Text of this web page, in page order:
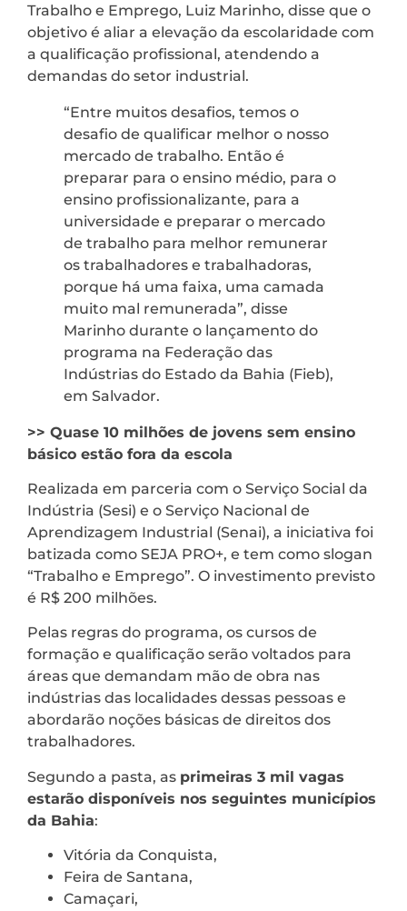
Trabalho e Emprego, Luiz Marinho, disse que o
objetivo é aliar a elevação da escolaridade com
a qualificação profissional, atendendo a
demandas do setor industrial.
“Entre muitos desafios, temos o
desafio de qualificar melhor o nosso
mercado de trabalho. Então é
preparar para o ensino médio, para o
ensino profissionalizante, para a
universidade e preparar o mercado
de trabalho para melhor remunerar
os trabalhadores e trabalhadoras,
porque há uma faixa, uma camada
muito mal remunerada”, disse
Marinho durante o lançamento do
programa na Federação das
Indústrias do Estado da Bahia (Fieb),
em Salvador.
>> Quase 10 milhões de jovens sem ensino
básico estão fora da escola
Realizada em parceria com o Serviço Social da
Indústria (Sesi) e o Serviço Nacional de
Aprendizagem Industrial (Senai), a iniciativa foi
batizada como SEJA PRO+, e tem como slogan
“Trabalho e Emprego”. O investimento previsto
é R$ 200 milhões.
Pelas regras do programa, os cursos de
formação e qualificação serão voltados para
áreas que demandam mão de obra nas
indústrias das localidades dessas pessoas e
abordarão noções básicas de direitos dos
trabalhadores.
Segundo a pasta, as primeiras 3 mil vagas
estarão disponíveis nos seguintes municípios
da Bahia:
Vitória da Conquista,
Feira de Santana,
Camaçari,